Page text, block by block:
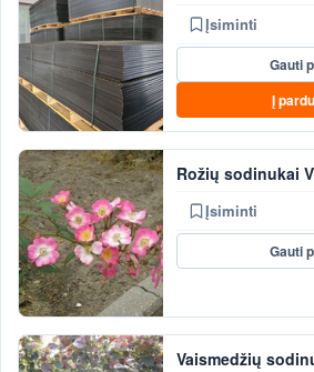
Įsiminti
Gauti
Į
Rožių sodinukai
Įsiminti
Gauti
Vaismedžių